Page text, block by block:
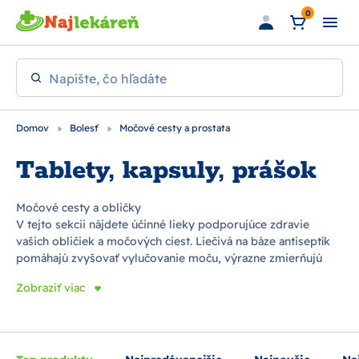
Preskočiť na hlavný obsah 0
Napíšte, čo hľadáte
Domov Bolesť Močové cesty a prostata
Tablety, kapsuly, prášok
Močové cesty a obličky
V tejto sekcii nájdete účinné lieky podporujúce zdravie
vašich obličiek a močových ciest. Liečivá na báze antiseptík
pomáhajú zvyšovať vylučovanie moču, výrazne zmierňujú
obličkových kameňov. Možno ich užívať pri akútnych a
Zobraziť viac